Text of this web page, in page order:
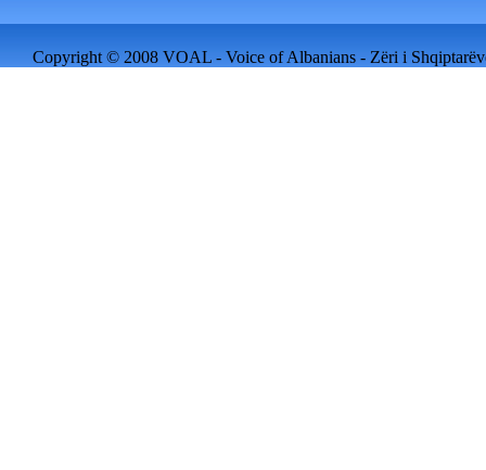
Copyright © 2008 VOAL - Voice of Albanians - Zëri i